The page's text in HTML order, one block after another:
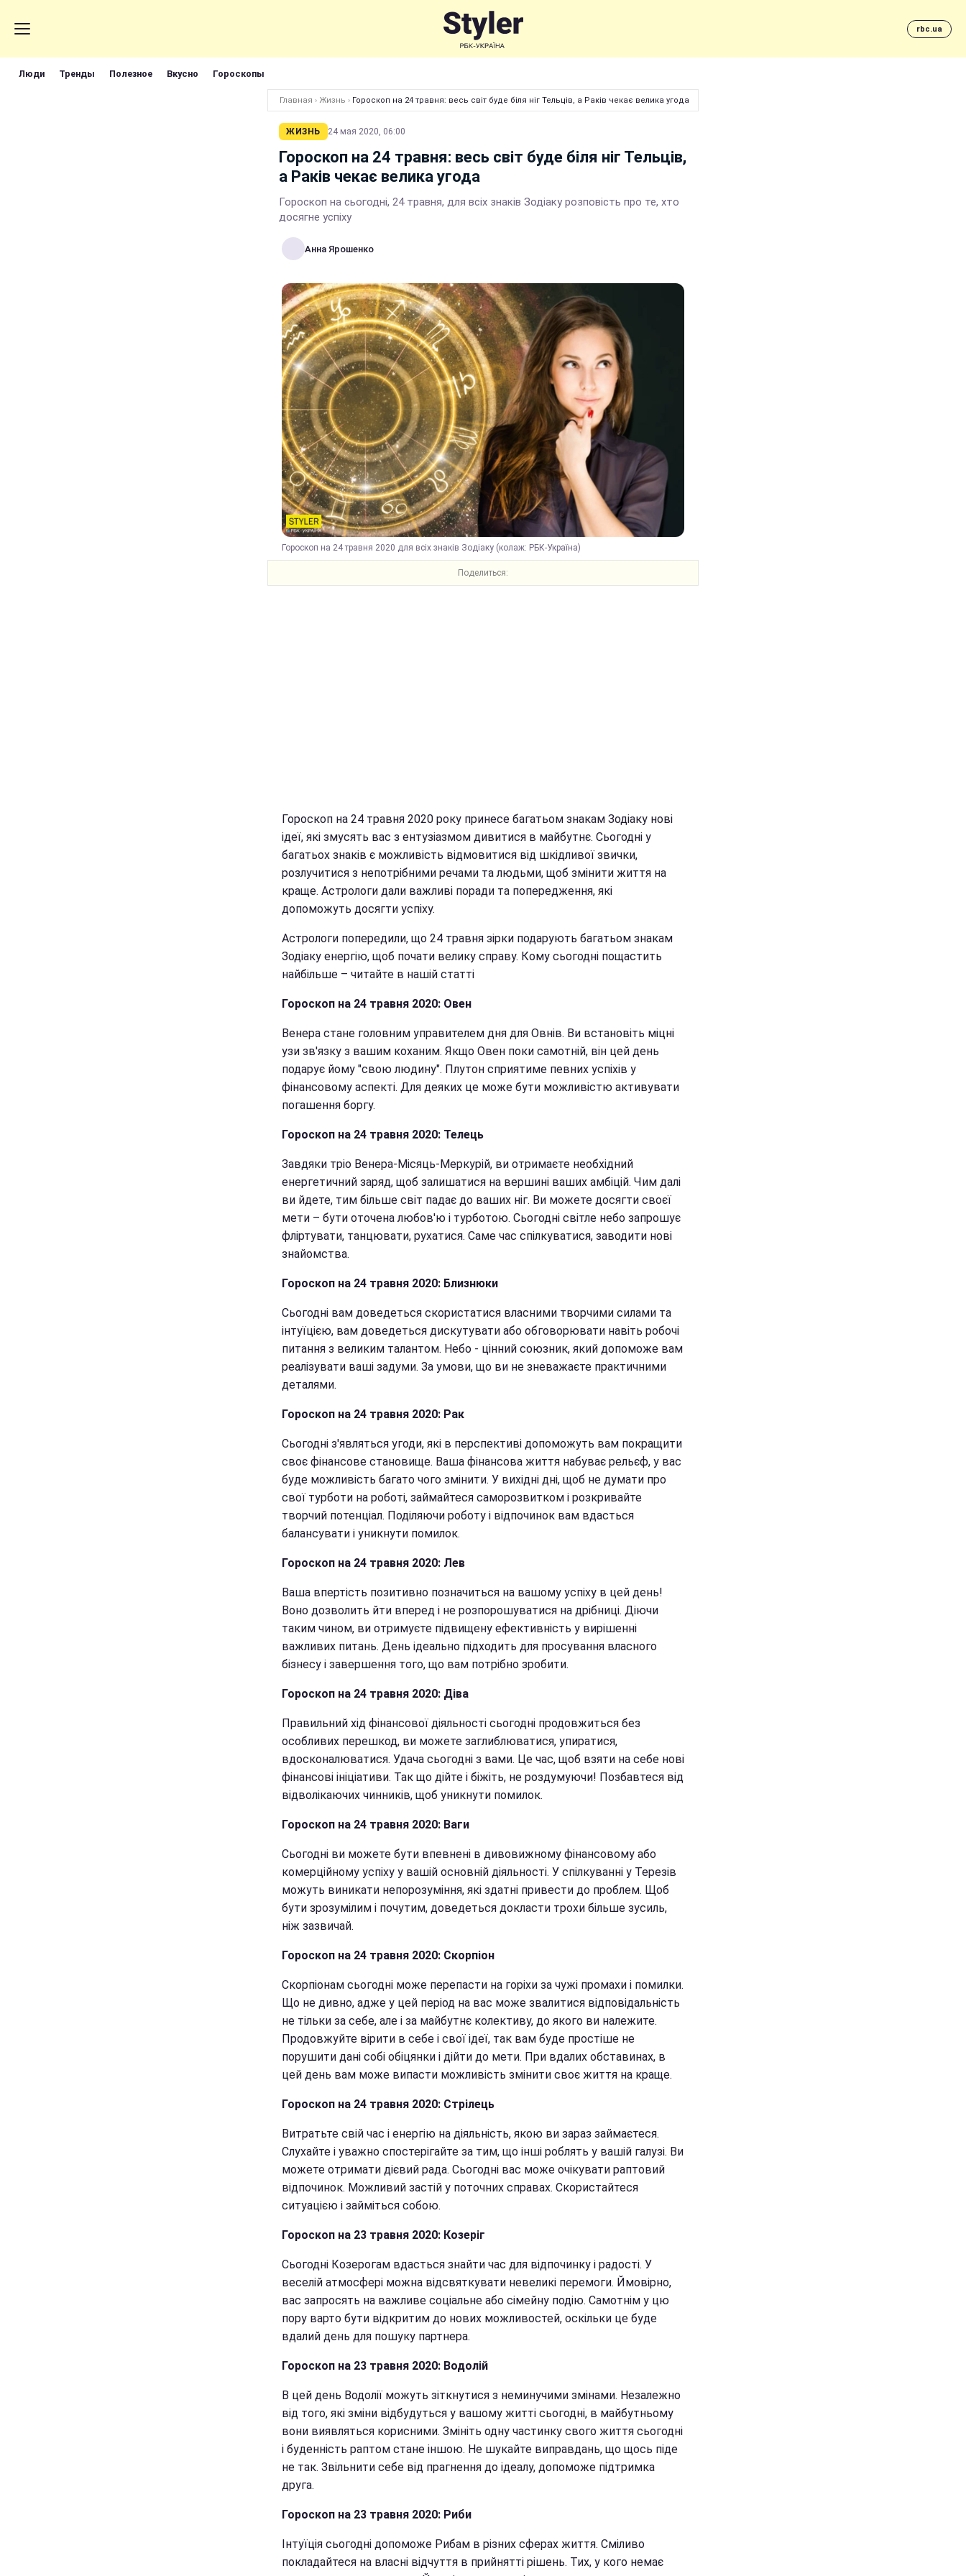
rbc.ua
Люди Тренды Полезное Вкусно Гороскопы
Главная › Жизнь › Гороскоп на 24 травня: весь світ буде біля ніг Тельців, а Раків чекає велика угода
ЖИЗНЬ 24 мая 2020, 06:00
Гороскоп на 24 травня: весь світ буде біля ніг Тельців,
а Раків чекає велика угода
Гороскоп на сьогодні, 24 травня, для всіх знаків Зодіаку розповість про те, хто
досягне успіху
Анна Ярошенко
Гороскоп на 24 травня 2020 для всіх знаків Зодіаку (колаж: РБК-Україна)
Поделиться:
Гороскоп на 24 травня 2020 року принесе багатьом знакам Зодіаку нові
ідеї, які змусять вас з ентузіазмом дивитися в майбутнє. Сьогодні у
багатьох знаків є можливість відмовитися від шкідливої звички,
розлучитися з непотрібними речами та людьми, щоб змінити життя на
краще. Астрологи дали важливі поради та попередження, які
допоможуть досягти успіху.
Астрологи попередили, що 24 травня зірки подарують багатьом знакам
Зодіаку енергію, щоб почати велику справу. Кому сьогодні пощастить
найбільше – читайте в нашій статті
Гороскоп на 24 травня 2020: Овен
Венера стане головним управителем дня для Овнів. Ви встановіть міцні
узи зв'язку з вашим коханим. Якщо Овен поки самотній, він цей день
подарує йому "свою людину". Плутон сприятиме певних успіхів у
фінансовому аспекті. Для деяких це може бути можливістю активувати
погашення боргу.
Гороскоп на 24 травня 2020: Телець
Завдяки тріо Венера-Місяць-Меркурій, ви отримаєте необхідний
енергетичний заряд, щоб залишатися на вершині ваших амбіцій. Чим далі
ви йдете, тим більше світ падає до ваших ніг. Ви можете досягти своєї
мети – бути оточена любов'ю і турботою. Сьогодні світле небо запрошує
фліртувати, танцювати, рухатися. Саме час спілкуватися, заводити нові
знайомства.
Гороскоп на 24 травня 2020: Близнюки
Сьогодні вам доведеться скористатися власними творчими силами та
інтуїцією, вам доведеться дискутувати або обговорювати навіть робочі
питання з великим талантом. Небо - цінний союзник, який допоможе вам
реалізувати ваші задуми. За умови, що ви не зневажаєте практичними
деталями.
Гороскоп на 24 травня 2020: Рак
Сьогодні з'являться угоди, які в перспективі допоможуть вам покращити
своє фінансове становище. Ваша фінансова життя набуває рельєф, у вас
буде можливість багато чого змінити. У вихідні дні, щоб не думати про
свої турботи на роботі, займайтеся саморозвитком і розкривайте
творчий потенціал. Поділяючи роботу і відпочинок вам вдасться
балансувати і уникнути помилок.
Гороскоп на 24 травня 2020: Лев
Ваша впертість позитивно позначиться на вашому успіху в цей день!
Воно дозволить йти вперед і не розпорошуватися на дрібниці. Діючи
таким чином, ви отримуєте підвищену ефективність у вирішенні
важливих питань. День ідеально підходить для просування власного
бізнесу і завершення того, що вам потрібно зробити.
Гороскоп на 24 травня 2020: Діва
Правильний хід фінансової діяльності сьогодні продовжиться без
особливих перешкод, ви можете заглиблюватися, упиратися,
вдосконалюватися. Удача сьогодні з вами. Це час, щоб взяти на себе нові
фінансові ініціативи. Так що дійте і біжіть, не роздумуючи! Позбавтеся від
відволікаючих чинників, щоб уникнути помилок.
Гороскоп на 24 травня 2020: Ваги
Сьогодні ви можете бути впевнені в дивовижному фінансовому або
комерційному успіху у вашій основній діяльності. У спілкуванні у Терезів
можуть виникати непорозуміння, які здатні привести до проблем. Щоб
бути зрозумілим і почутим, доведеться докласти трохи більше зусиль,
ніж зазвичай.
Гороскоп на 24 травня 2020: Скорпіон
Скорпіонам сьогодні може перепасти на горіхи за чужі промахи і помилки.
Що не дивно, адже у цей період на вас може звалитися відповідальність
не тільки за себе, але і за майбутнє колективу, до якого ви належите.
Продовжуйте вірити в себе і свої ідеї, так вам буде простіше не
порушити дані собі обіцянки і дійти до мети. При вдалих обставинах, в
цей день вам може випасти можливість змінити своє життя на краще.
Гороскоп на 24 травня 2020: Стрілець
Витратьте свій час і енергію на діяльність, якою ви зараз займаєтеся.
Слухайте і уважно спостерігайте за тим, що інші роблять у вашій галузі. Ви
можете отримати дієвий рада. Сьогодні вас може очікувати раптовий
відпочинок. Можливий застій у поточних справах. Скористайтеся
ситуацією і займіться собою.
Гороскоп на 23 травня 2020: Козеріг
Сьогодні Козерогам вдасться знайти час для відпочинку і радості. У
веселій атмосфері можна відсвяткувати невеликі перемоги. Ймовірно,
вас запросять на важливе соціальне або сімейну подію. Самотнім у цю
пору варто бути відкритим до нових можливостей, оскільки це буде
вдалий день для пошуку партнера.
Гороскоп на 23 травня 2020: Водолій
В цей день Водолії можуть зіткнутися з неминучими змінами. Незалежно
від того, які зміни відбудуться у вашому житті сьогодні, в майбутньому
вони виявляться корисними. Змініть одну частинку свого життя сьогодні
і буденність раптом стане іншою. Не шукайте виправдань, що щось піде
не так. Звільнити себе від прагнення до ідеалу, допоможе підтримка
друга.
Гороскоп на 23 травня 2020: Риби
Інтуїція сьогодні допоможе Рибам в різних сферах життя. Сміливо
покладайтеся на власні відчуття в прийнятті рішень. Тих, у кого немає